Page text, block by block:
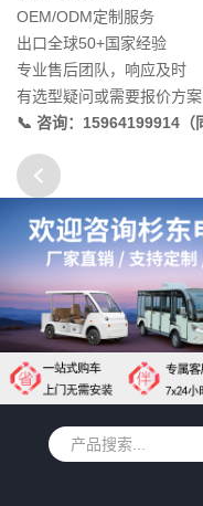
OEM/ODM定制服务
出口全球50+国家经验
专业售后团队，响应及时
有选型疑问或需要报价方
📞 咨询：15964199914（